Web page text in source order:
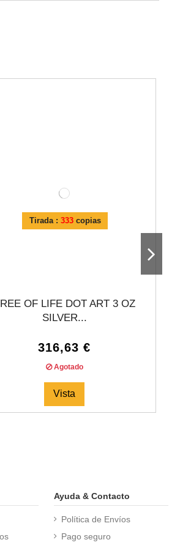
Tirada : 333copias
OF LIFE DOT ART 3 OZ
SILVER...
316,63 €
Agotado
Vista
Ayuda & Contacto
Política de Envíos
Pago seguro